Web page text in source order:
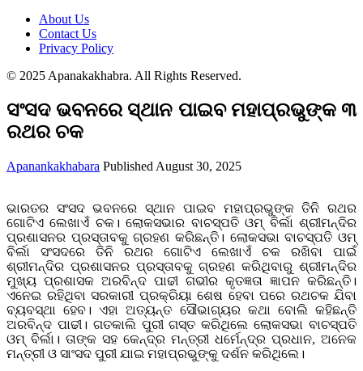
About Us
Contact Us
Privacy Policy
© 2025 Apanakakhabra. All Rights Reserved.
ସଂସଦ ଭବନରେ ସ୍ଥାନ ପାଇବ ମହାପ୍ରଭୁଙ୍କ ୩
ରଥର ଚକ
Apanankakhabara Published August 30, 2025
ଭାରତର ସଂସଦ ଭବନରେ ସ୍ଥାନ ପାଇବ ମହାପ୍ରଭୁଙ୍କ ତିନି ରଥର
ଗୋଟିଏ ଲେଖାଏଁ ଚକ। ଲୋକସଭାର ବାଚସ୍ପତି ଓମ୍ ବିର୍ଲା ଶ୍ରୀମନ୍ଦିର
ପ୍ରଶାସନର ପ୍ରସ୍ତାବକୁ ଗ୍ରହଣ କରିଛନ୍ତି। ଲୋକସଭା ବାଚସ୍ପତି ଓମ୍
ବିର୍ଲା ସଂସଦରେ ତିନି ରଥର ଗୋଟିଏ ଲେଖାଏଁ ଚକ ରଖିବା ପାଇଁ
ଶ୍ରୀମନ୍ଦିର ପ୍ରଶାସନର ପ୍ରସ୍ତାବକୁ ଗ୍ରହଣ କରିଥିବାରୁ ଶ୍ରୀମନ୍ଦିର
ମୁଖ୍ୟ ପ୍ରଶାସକ ଅରବିନ୍ଦ ପାଢୀ ଗଭୀର କୃତଜ୍ଞତା ଜ୍ଞାପନ କରିଛନ୍ତି।
ଏନେଇ ରହିଥିବା ସରକାରୀ ପ୍ରକ୍ରିୟା ଶେଷ ହେବା ପରେ ରଥଚକ ଯିବା
ବ୍ୟବସ୍ଥା ହେବ। ଏହା ଅତ୍ୟନ୍ତ ସୌଭାଗ୍ୟର କଥା ବୋଲି କହିଛନ୍ତି
ଅରବିନ୍ଦ ପାଢୀ। ଗତକାଲି ପୁରୀ ଗସ୍ତ କରିଥିଲେ ଲୋକସଭା ବାଚସ୍ପତି
ଓମ୍ ବିର୍ଲା। ତାଙ୍କ ସହ କେନ୍ଦ୍ର ମନ୍ତ୍ରୀ ଧର୍ମେନ୍ଦ୍ର ପ୍ରଧାନ, ଅନେକ
ମନ୍ତ୍ରୀ ଓ ସାଂସଦ ପୁରୀ ଯାଇ ମହାପ୍ରଭୁଙ୍କୁ ଦର୍ଶନ କରିଥିଲେ।